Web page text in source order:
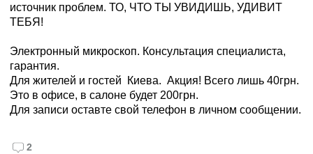
источник проблем. ТО, ЧТО ТЫ УВИДИШЬ, УДИВИТ
ТЕБЯ!
Электронный микроскоп. Консультация специалиста,
гарантия.
Для жителей и гостей Киева. Акция! Всего лишь 40грн.
Это в офисе, в салоне будет 200грн.
Для записи оставте свой телефон в личном сообщении.
2